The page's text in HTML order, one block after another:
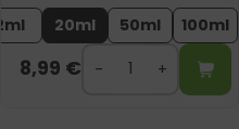
2ml 20ml 50ml 100ml
8,99 €